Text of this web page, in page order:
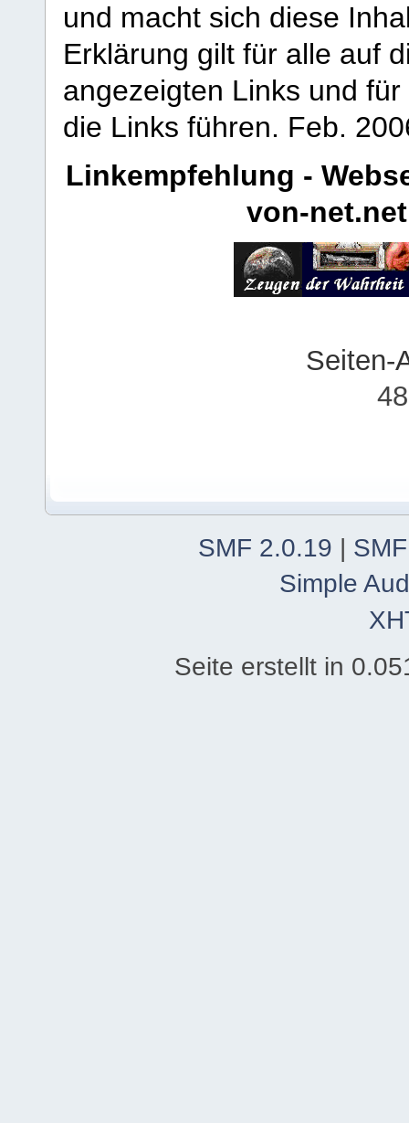
und macht sich diese
Erklärung gilt für alle auf
angezeigten Links und
die Links führen. Feb.
Linkempfehlung -
von-net.net
Seiten-
SMF 2.0.19
Simple
Seite erstellt in